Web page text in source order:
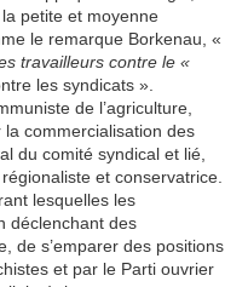
petite et moyenne
le remarque Borkenau, «
travailleurs contre le «
les syndicats ».
de l’agriculture,
la commercialisation des
du comité syndical et lié,
et conservatrice.
lesquelles les
déclenchant des
de s’emparer des positions
et par le Parti ouvrier